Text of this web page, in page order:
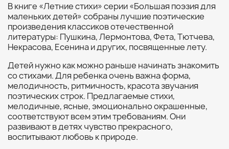
В книге «Летние стихи» серии «Большая поэзия для
маленьких детей» собраны лучшие поэтические
произведения классиков отечественной
литературы: Пушкина, Лермонтова, Фета, Тютчева,
Некрасова, Есенина и других, посвященные лету.
Детей нужно как можно раньше начинать знакомить
со стихами. Для ребенка очень важна форма,
мелодичность, ритмичность, красота звучания
поэтических строк. Предлагаемые стихи,
мелодичные, ясные, эмоционально окрашенные,
соответствуют всем этим требованиям. Они
развивают в детях чувство прекрасного,
воспитывают любовь к природе.